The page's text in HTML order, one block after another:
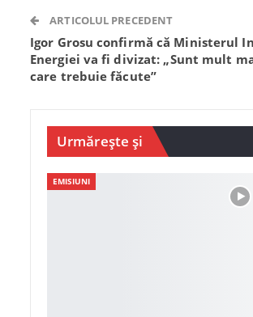
ARTICOLUL PRECEDENT
Igor Grosu confirmă că Ministerul
Energiei va fi divizat: „Sunt mult
care trebuie făcute”
Urmărește și
EMISIUNI